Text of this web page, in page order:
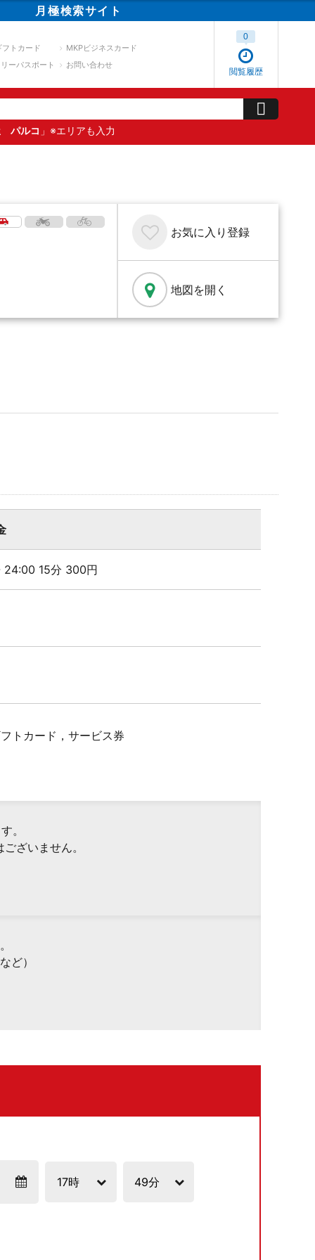
月極検索サイト
フトカード
MKPビジネスカード
ーパスポート
お問い合わせ
閲覧履歴
0
パルコ 」※エリアも入力
お気に入り 登録
地図を開く
15分 300円
トカード，サービス券
。
ざいません。
ど）